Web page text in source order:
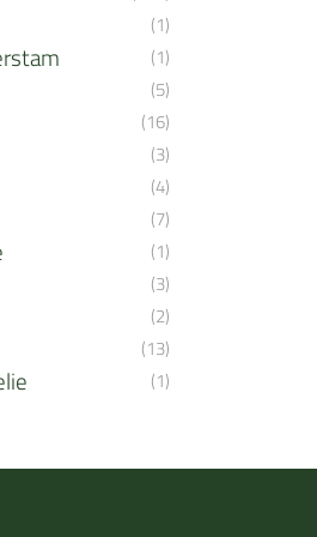
(1)
(1)
(5)
(16)
(3)
(4)
(7)
(1)
(3)
(2)
(13)
(1)